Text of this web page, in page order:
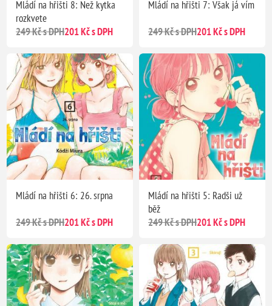
Mládí na hřišti 8: Než kytka
rozkvete
249 Kč s DPH201 Kč s DPH
Mládí na hřišti 7: Však já vím
249 Kč s DPH201 Kč s DPH
Mládí na hřišti 6: 26. srpna
249 Kč s DPH201 Kč s DPH
Mládí na hřišti 5: Radši už
běž
249 Kč s DPH201 Kč s DPH